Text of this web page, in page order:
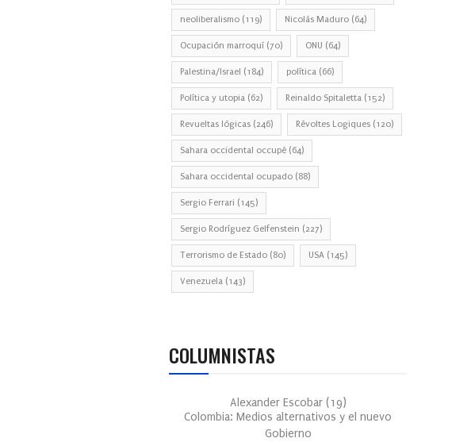
neoliberalismo (119) Nicolás Maduro (64)
Ocupación marroquí (70) ONU (64)
Palestina/Israel (184) política (66)
Política y utopia (62) Reinaldo Spitaletta (152)
Revueltas lógicas (246) Révoltes Logiques (120)
Sahara occidental occupé (64)
Sahara occidental ocupado (88)
Sergio Ferrari (145)
Sergio Rodríguez Gelfenstein (227)
Terrorismo de Estado (80) USA (145)
Venezuela (143)
COLUMNISTAS
Alexander Escobar (19)
Colombia: Medios alternativos y el nuevo
Gobierno